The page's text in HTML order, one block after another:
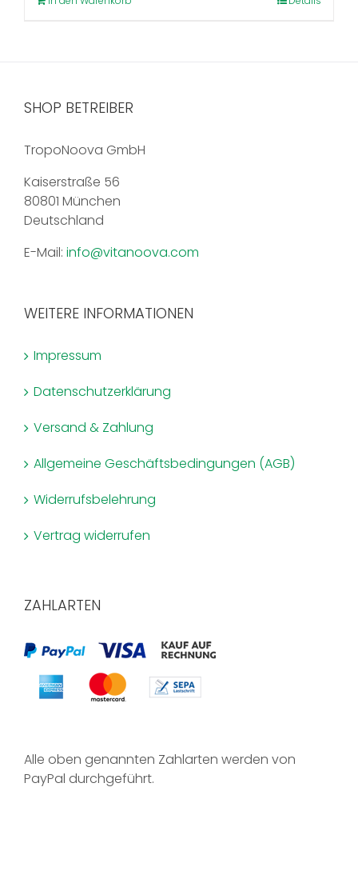
SHOP BETREIBER
TropoNoova GmbH
Kaiserstraße 56
80801 München
Deutschland
E-Mail: info@vitanoova.com
WEITERE INFORMATIONEN
Impressum
Datenschutzerklärung
Versand & Zahlung
Allgemeine Geschäftsbedingungen (AGB)
Widerrufsbelehrung
Vertrag widerrufen
ZAHLARTEN
Alle oben genannten Zahlarten werden von
PayPal durchgeführt.